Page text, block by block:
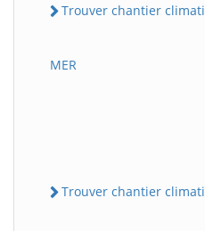
Trouver chantier
MER
Trouver chantier